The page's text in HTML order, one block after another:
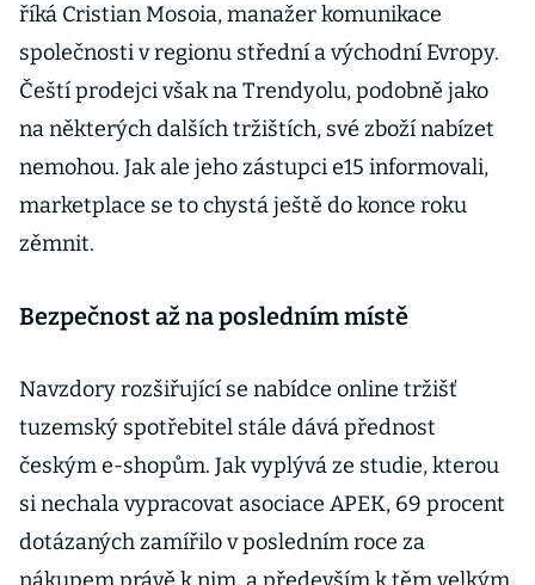
říká Cristian Mosoia, manažer komunikace
společnosti v regionu střední a východní Evropy.
Čeští prodejci však na Trendyolu, podobně jako
na některých dalších tržištích, své zboží nabízet
nemohou. Jak ale jeho zástupci e15 informovali,
marketplace se to chystá ještě do konce roku
zěmnit.
Bezpečnost až na posledním místě
Navzdory rozšiřující se nabídce online tržišť
tuzemský spotřebitel stále dává přednost
českým e-shopům. Jak vyplývá ze studie, kterou
si nechala vypracovat asociace APEK, 69 procent
dotázaných zamířilo v posledním roce za